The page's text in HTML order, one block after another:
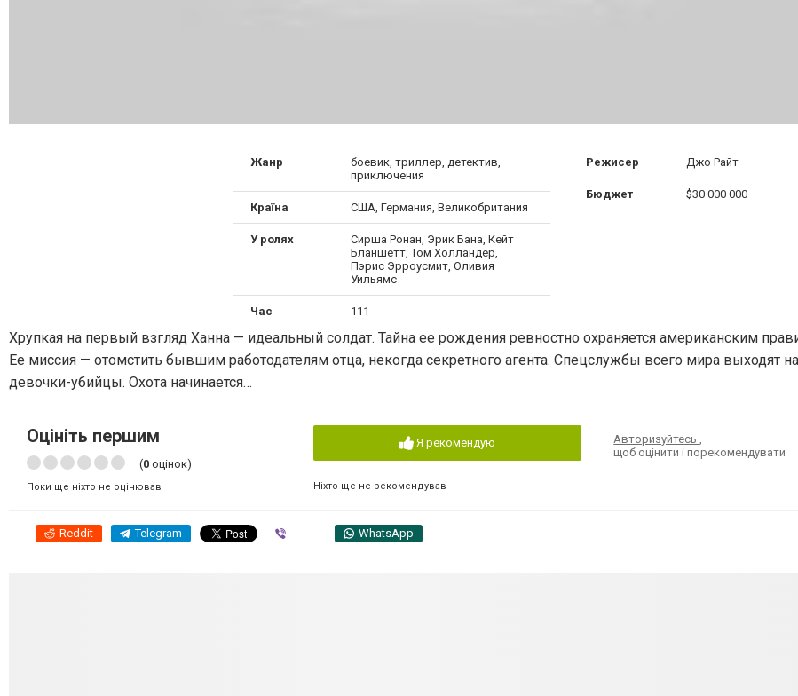
Жанр
боевик, триллер, детектив,
приключения
Країна США, Германия, Великобритания
У ролях
Сирша Ронан, Эрик Бана, Кейт
Бланшетт, Том Холландер,
Пэрис Эрроусмит, Оливия
Уильямс
Режисер Джо Райт
Бюджет $30 000 000
Час 111
Хрупкая на первый взгляд Ханна — идеальный солдат. Тайна ее рождения ревностно охраняется американским
Ее миссия — отомстить бывшим работодателям отца, некогда секретного агента. Спецслужбы всего мира выходят
девочки-убийцы. Охота начинается…
Оцініть першим
(0 оцінок)
Поки ще ніхто не оцінював
Я рекомендую
Ніхто ще не рекомендував
Авторизуйтесь
щоб оцінити і порекомендувати
Reddit Telegram WhatsApp